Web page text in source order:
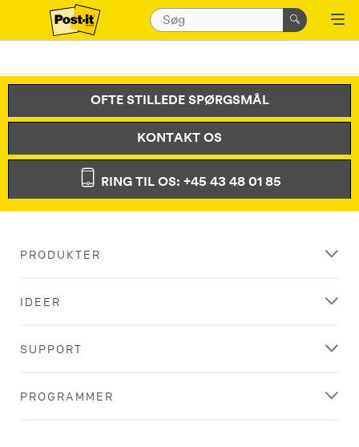
OFTE STILLEDE SPØRGSMÅL
KONTAKT OS
RING TIL OS: +45 43 48 01 85
PRODUKTER
IDEER
SUPPORT
PROGRAMMER